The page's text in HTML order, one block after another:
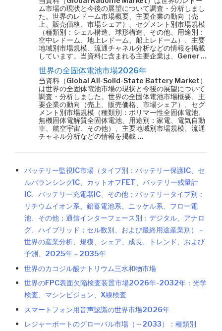
ム市場の現状と今後の展望について調査・分析しまし
た。世界のレドーム市場概要、主要企業の動向（売
上、販売価格、市場シェア）、セグメント別市場規模
（種類別：シェル構造、球形構造、その他、用途別：
空中レドーム、地上レドーム、船上レドーム）、主要
地域別市場規模、流通チャネル分析などの情報を掲載
しています。当資料に含まれる主要企業は、Gener …
世界の全固体電池市場2026年
当資料（Global All-Solid-State Battery Market）
は世界の全固体電池市場の現状と今後の展望について
調査・分析しました。世界の全固体電池市場概要、主
要企業の動向（売上、販売価格、市場シェア）、セグ
メント別市場規模（種類別：ポリマー性全固体電池、
無機固体電解質全固体電池、用途別：家電、電気自動
車、航空宇宙、その他）、主要地域別市場規模、流通
チャネル分析などの情報を掲載 …
バッテリー監視IC市場（タイプ別：バッテリー保護IC、セ
ルバランシングIC、カットオフFET、バッテリー残量計
IC、バッテリー充電器IC、その他；バッテリータイプ別：
リチウムイオン系、鉛蓄電池系、ニッケル系、フロー電
池、その他；通信インターフェース別：デジタル、アナロ
グ、ハイブリッド；セル数別、および最終用途産業別）－
世界の産業分析、規模、シェア、成長、トレンド、および
予測、2025年～2035年
世界のカコジル酸ナトリウム三水和物市場
世界のFPC表面欠陥検査装置市場2026年-2032年：光学
検査、マシンビジョン、X線検査
スマートフォン用音声認識の世界市場2026年
レジャーボートのグローバル市場（～2033）：種類別